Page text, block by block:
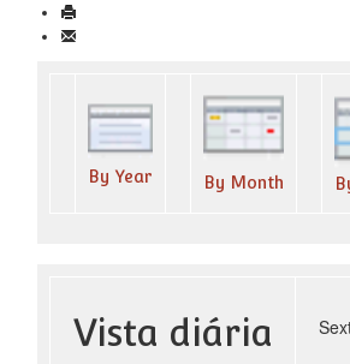
By Year By Month
Vista diária